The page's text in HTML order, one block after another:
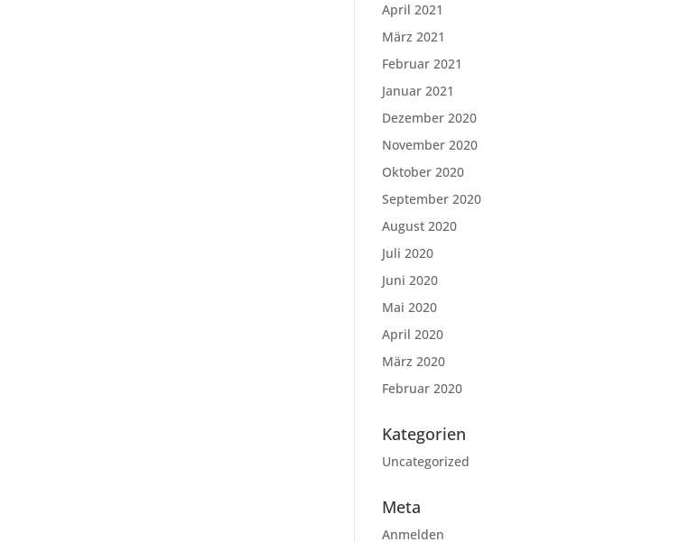
April 2021
März 2021
Februar 2021
Januar 2021
Dezember 2020
November 2020
Oktober 2020
September 2020
August 2020
Juli 2020
Juni 2020
Mai 2020
April 2020
März 2020
Februar 2020
Kategorien
Uncategorized
Meta
Anmelden